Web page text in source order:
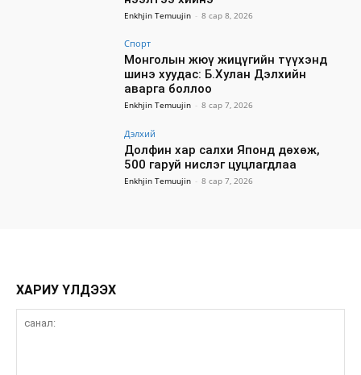
Enkhjin Temuujin - 8 сар 8, 2026
Спорт
Монголын жюү жицүгийн түүхэнд
шинэ хуудас: Б.Хулан Дэлхийн
аварга боллоо
Enkhjin Temuujin - 8 сар 7, 2026
Дэлхий
Долфин хар салхи Японд дөхөж,
500 гаруй нислэг цуцлагдлаа
Enkhjin Temuujin - 8 сар 7, 2026
ХАРИУ ҮЛДЭЭХ